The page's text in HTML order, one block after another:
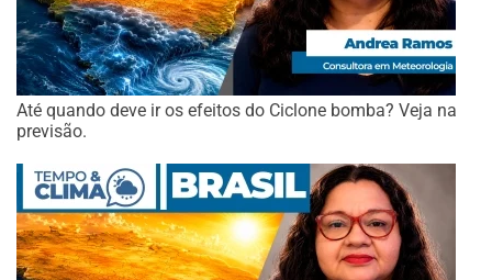
Até quando deve ir os efeitos do Ciclone bomba? Veja na
previsão.